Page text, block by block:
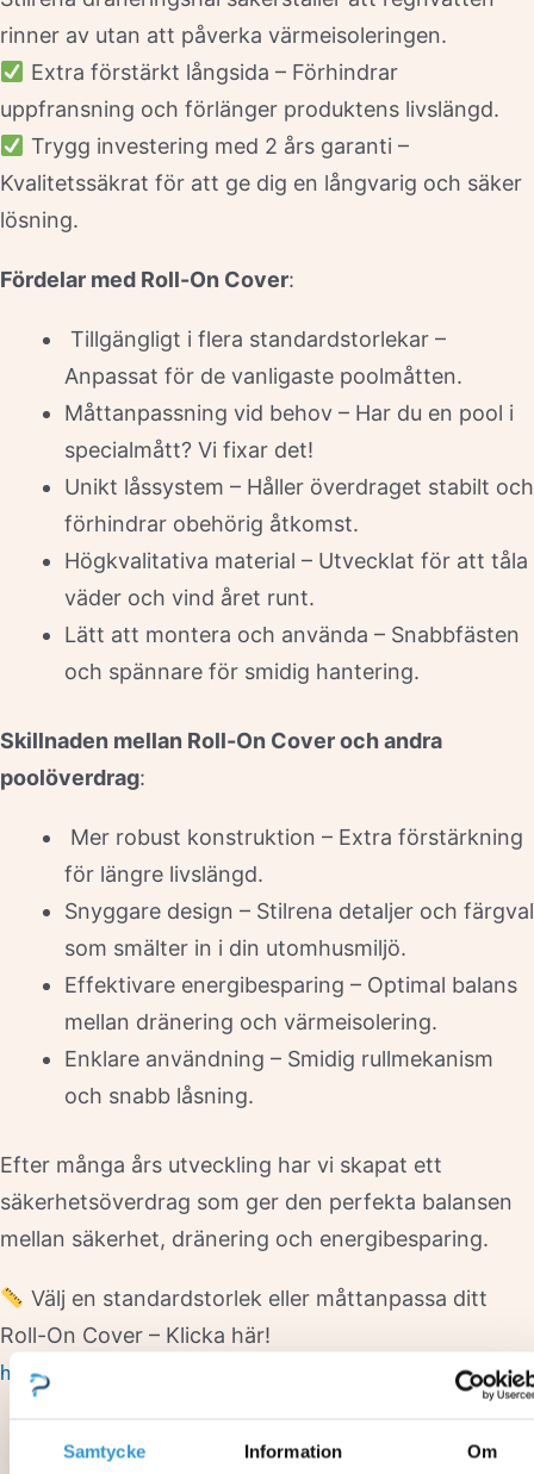
Samtycke Information Om
rinner av utan att påverka värmeisoleringen.
Extra förstärkt långsida – Förhindrar
uppfransning och förlänger produktens livslängd.
Trygg investering med 2 års garanti –
Kvalitetssäkrat för att ge dig en långvarig och säker
lösning.
Fördelar med Roll-On Cover:
Tillgängligt i flera standardstorlekar –
Anpassat för de vanligaste poolmåtten.
Måttanpassning vid behov – Har du en pool i
specialmått? Vi fixar det!
Unikt låssystem – Håller överdraget stabilt och
förhindrar obehörig åtkomst.
Högkvalitativa material – Utvecklat för att tåla
väder och vind året runt.
Lätt att montera och använda – Snabbfästen
och spännare för smidig hantering.
Skillnaden mellan Roll-On Cover och andra
poolöverdrag:
Mer robust konstruktion – Extra förstärkning
för längre livslängd.
Snyggare design – Stilrena detaljer och färgval
som smälter in i din utomhusmiljö.
Effektivare energibesparing – Optimal balans
mellan dränering och värmeisolering.
Enklare användning – Smidig rullmekanism
och snabb låsning.
Efter många års utveckling har vi skapat ett
säkerhetsöverdrag som ger den perfekta balansen
mellan säkerhet, dränering och energibesparing.
Välj en standardstorlek eller måttanpassa ditt
Roll-On Cover – Klicka här!
https://poolbutiken.se/webbutik/roll-on-cover/